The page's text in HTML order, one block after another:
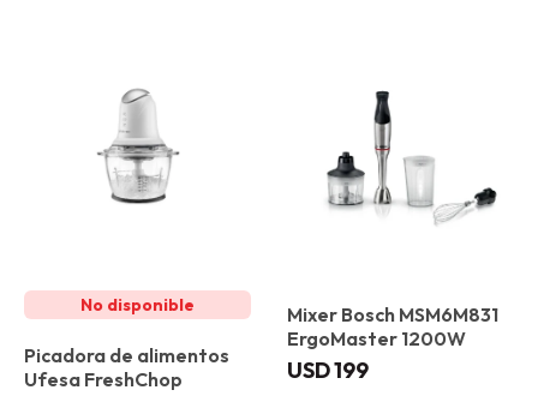
Picadora de alimentos
Ufesa FreshChop
Mixer Bosch MSM6M831
ErgoMaster 1200W
USD199